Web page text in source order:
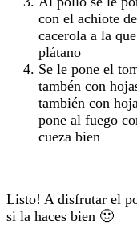
con el achiote
cacerola a la
plátano
Se le pone el
tambén con
también con
pone al fuego
cueza bien
Listo! A disfrutar el
si la haces bien 🙂